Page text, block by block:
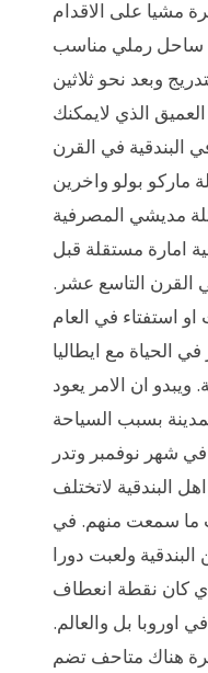
مشيا على الاقدام
ساحل رملي مناسب
وبعد نحو ثلاثين
الذي لايمكنك
البندقية في القرن
ماركو بولو واخرين
مديشي المصرفية
امارة مستقلة قبل
القرن التاسع عشر.
استفتاء في العام
في الحياة مع ايطاليا
ويبدو ان الامر يعود
بسبب السياحة
شهر نوفمبر وتدر
البندقية لاتختلف
ما سمعت منهم. في
ولعبت دورا
كان نقطة انعطاف
اوروبا بل والعالم.
هناك متاحف تضم